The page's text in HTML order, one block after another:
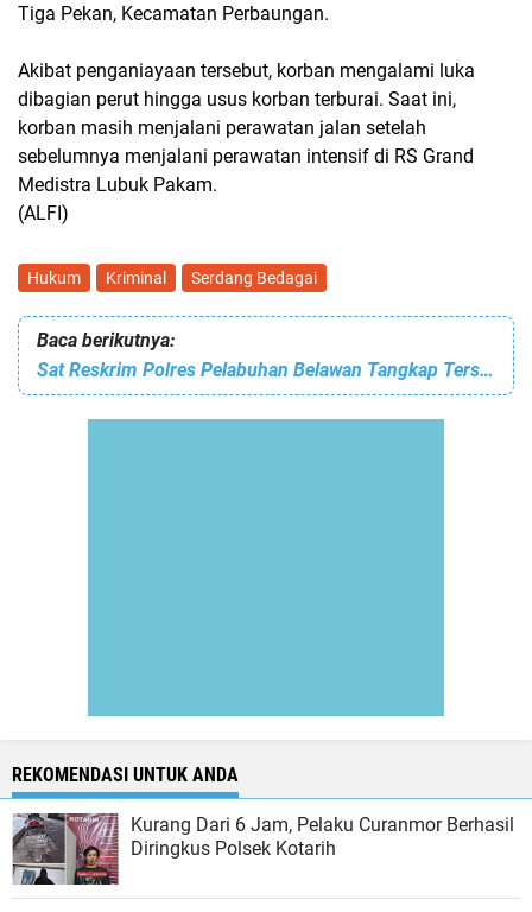
Tiga Pekan, Kecamatan Perbaungan.
Akibat penganiayaan tersebut, korban mengalami luka
dibagian perut hingga usus korban terburai. Saat ini,
korban masih menjalani perawatan jalan setelah
sebelumnya menjalani perawatan intensif di RS Grand
Medistra Lubuk Pakam.
(ALFI)
Hukum Kriminal Serdang Bedagai
Baca berikutnya:
Sat Reskrim Polres Pelabuhan Belawan Tangkap Tersangka Kekerasan Seksual
REKOMENDASI UNTUK ANDA
Kurang Dari 6 Jam, Pelaku Curanmor Berhasil
Diringkus Polsek Kotarih